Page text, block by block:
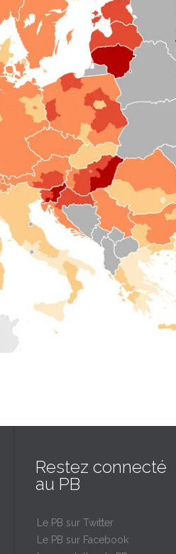
Restez connecté
au PB
Le PB sur Twitter
Le PB sur Facebook